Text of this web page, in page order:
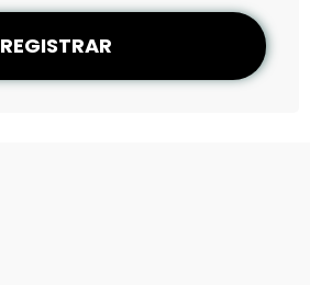
REGISTRAR